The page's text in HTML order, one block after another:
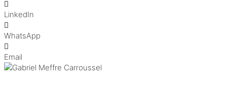
LinkedIn
WhatsApp
Email